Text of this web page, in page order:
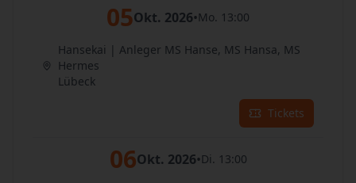
05Okt. 2026•Mo. 13:00
Hansekai | Anleger MS Hanse, MS Hansa, MS
Hermes
Lübeck
Tickets
06Okt. 2026•Di. 13:00